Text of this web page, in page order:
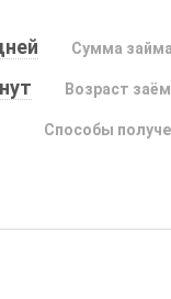
Сумма займа
Возраст
Способы